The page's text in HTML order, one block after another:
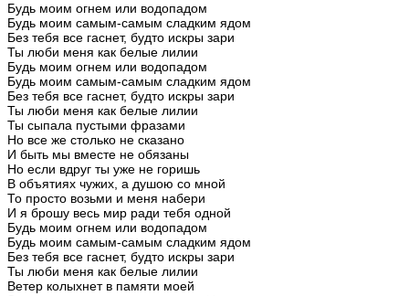
Будь моим огнем или водопадом
Будь моим самым-самым сладким ядом
Без тебя все гаснет, будто искры зари
Ты люби меня как белые лилии
Будь моим огнем или водопадом
Будь моим самым-самым сладким ядом
Без тебя все гаснет, будто искры зари
Ты люби меня как белые лилии
Ты сыпала пустыми фразами
Но все же столько не сказано
И быть мы вместе не обязаны
Но если вдруг ты уже не горишь
В объятиях чужих, а душою со мной
То просто возьми и меня набери
И я брошу весь мир ради тебя одной
Будь моим огнем или водопадом
Будь моим самым-самым сладким ядом
Без тебя все гаснет, будто искры зари
Ты люби меня как белые лилии
Ветер колыхнет в памяти моей